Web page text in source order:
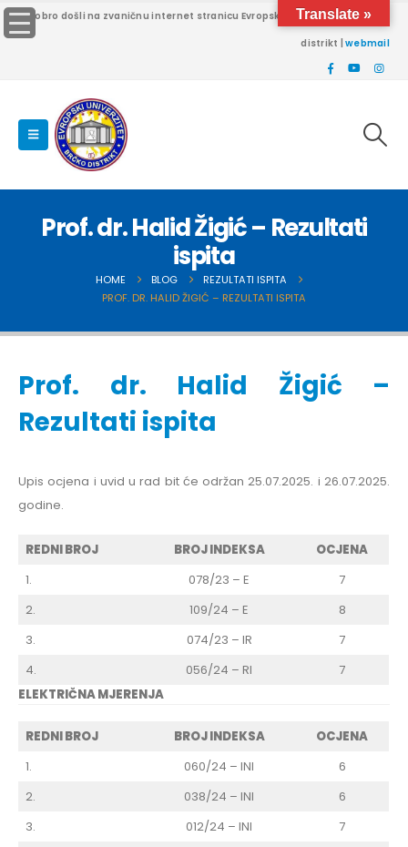
Dobro došli na zvaničnu internet stranicu Evropskog univerziteta Brčko
distrikt |webmail
Prof. dr. Halid Žigić – Rezultati
ispita
HOME BLOG
REZULTATI ISPITA
PROF. DR. HALID ŽIGIĆ – REZULTATI ISPITA
Prof. dr. Halid Žigić –
Rezultati ispita
Upis ocjena i uvid u rad bit će održan 25.07.2025. i 26.07.2025.
godine.
REDNI BROJ BROJ INDEKSA
OCJENA
1.
078/23 – E
7
2.
109/24 – E
8
3.
074/23 – IR
7
4.
056/24 – RI
7
ELEKTRIČNA MJERENJA
REDNI BROJ BROJ INDEKSA
OCJENA
1.
060/24 – INI
6
2.
038/24 – INI
6
3.
012/24 – INI
7
Translate »